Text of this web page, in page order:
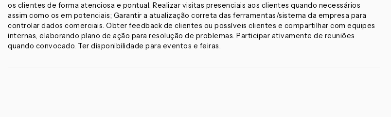
os clientes de forma atenciosa e pontual. Realizar visitas presenciais aos clientes quando necessários
assim como os em potenciais; Garantir a atualização correta das ferramentas/sistema da empresa para
controlar dados comerciais. Obter feedback de clientes ou possíveis clientes e compartilhar com equipes
internas, elaborando plano de ação para resolução de problemas. Participar ativamente de reuniões
quando convocado. Ter disponibilidade para eventos e feiras.